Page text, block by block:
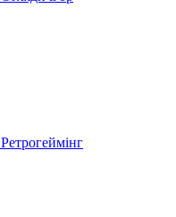
Ретрогеймінг